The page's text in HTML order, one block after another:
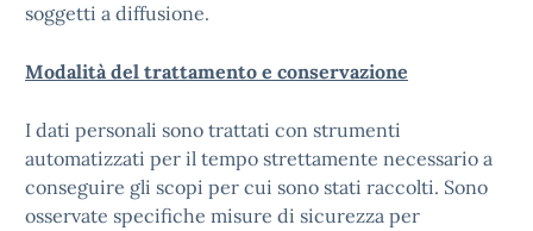
soggetti a diffusione.
Modalità del trattamento e conservazione
I dati personali sono trattati con strumenti
automatizzati per il tempo strettamente necessario a
conseguire gli scopi per cui sono stati raccolti. Sono
osservate specifiche misure di sicurezza per